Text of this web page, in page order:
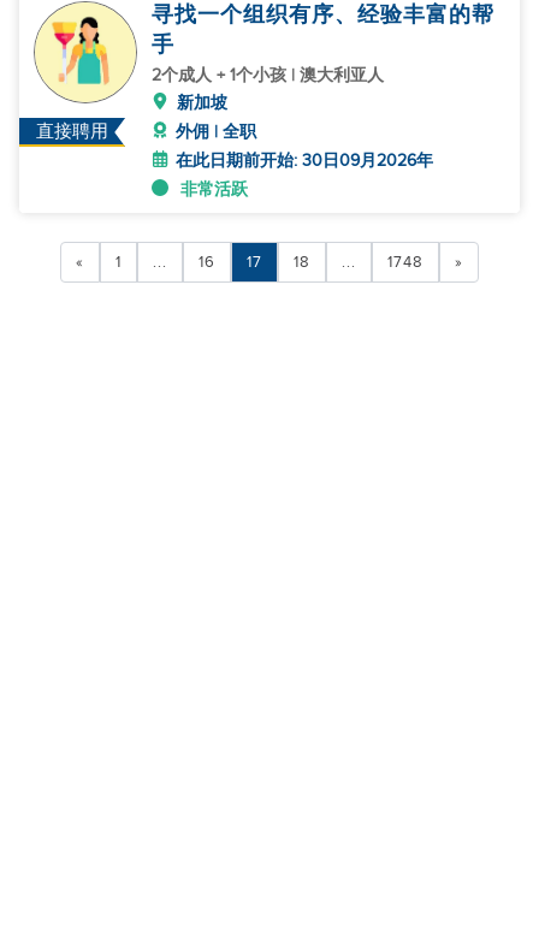
直接聘用
寻找一个组织有序、经验丰富的帮
手
2个成人 + 1个小孩 | 澳大利亚人
新加坡
外佣 | 全职
在此日期前开始: 30日09月2026年
非常活跃
« 1 ... 16 17 18 ... 1748 »